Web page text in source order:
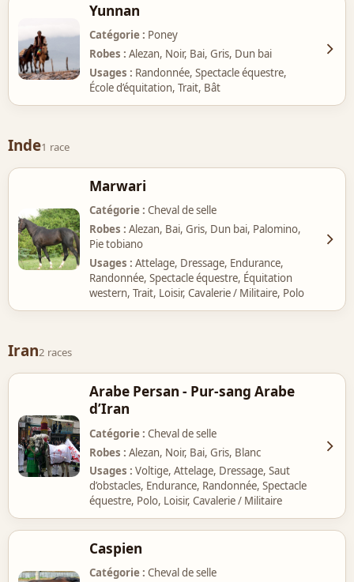
Yunnan
Catégorie
Poney
Robes
Alezan, Noir, Bai, Gris, Dun bai
Usages
Randonnée, Spectacle équestre,
École d’équitation, Trait, Bât
Inde1 race
Marwari
Catégorie Cheval de selle
Robes
Alezan, Bai, Gris, Dun bai, Palomino,
Pie tobiano
Usages
Attelage, Dressage, Endurance,
Randonnée, Spectacle équestre, Équitation
western, Trait, Loisir, Cavalerie / Militaire, Polo
Iran2 races
Arabe Persan - Pur-sang Arabe
d’Iran
Catégorie Cheval de selle
Robes
Alezan, Noir, Bai, Gris, Blanc
Usages
Voltige, Attelage, Dressage, Saut
d’obstacles, Endurance, Randonnée, Spectacle
équestre, Polo, Loisir, Cavalerie / Militaire
Caspien
Catégorie Cheval de selle